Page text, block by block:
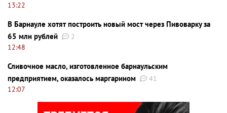
13:22
В Барнауле хотят построить новый мост через Пивоварку за
65 млн рублей
2
12:48
Сливочное масло, изготовленное барнаульским
предприятием, оказалось маргарином
41
12:07